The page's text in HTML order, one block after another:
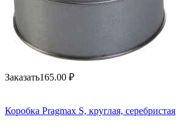
Заказать165.00 ₽
Коробка Pragmax S, круглая, серебристая